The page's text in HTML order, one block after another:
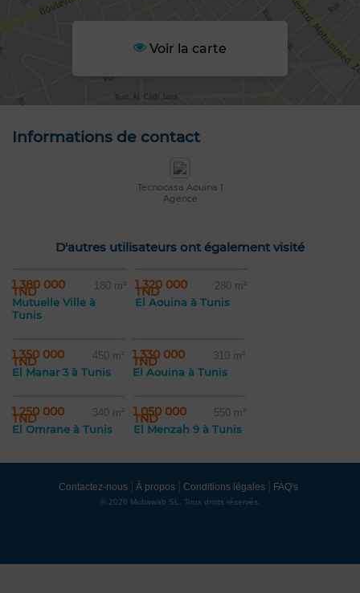
Voir la carte
Informations de contact
Tecnocasa Aouina 1
Agence
D'autres utilisateurs ont également visité
1 380 000
TND 180 m²
Mutuelle Ville à
Tunis
1 320 000
TND 280 m²
El Aouina à Tunis
1 350 000
TND 450 m²
El Manar 3 à Tunis
1 330 000
TND 310 m²
El Aouina à Tunis
1 250 000
TND 340 m²
El Omrane à Tunis
1 050 000
TND 550 m²
El Menzah 9 à Tunis
Contactez-nous À propos Conditions légales FAQ's
© 2026 Mubawab SL. Tous droits réservés.